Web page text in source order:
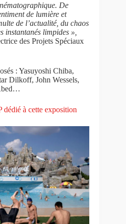
De
de lumière et
de l’actualité, du chaos
instantanés limpides »,
des Projets Spéciaux
: Yasuyoshi Chiba,
Dilkoff, John Wessels,
à cette exposition